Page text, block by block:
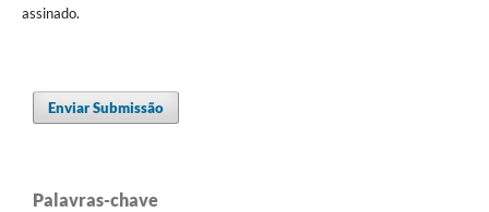
assinado.
Enviar Submissão
Palavras-chave